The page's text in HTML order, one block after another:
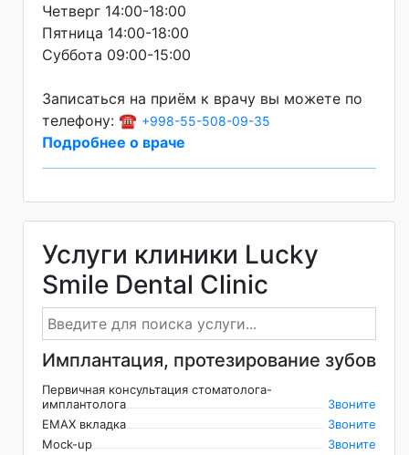
Четверг 14:00-18:00
Пятница 14:00-18:00
Суббота 09:00-15:00
Записаться на приём к врачу вы можете по
телефону: ☎️ +998-55-508-09-35
Подробнее о враче
Услуги клиники Lucky
Smile Dental Clinic
Имплантация, протезирование зубов
Первичная консультация стоматолога-
имплантолога
Звоните
EMAX вкладка
Звоните
Mock-up
Звоните